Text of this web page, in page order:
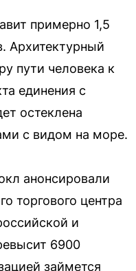
примерно 1,5
Архитектурный
пути человека к
единения с
остеклена
с видом на море.
анонсировали
торгового центра
и
6900
займется